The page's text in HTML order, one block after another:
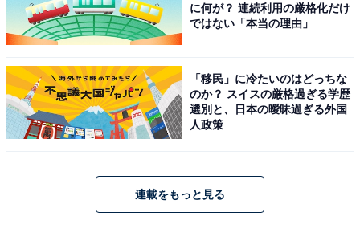
に何が？ 連続利用の厳格化だけ
ではない「本当の理由」
「移民」に冷たいのはどっちな
のか？ スイスの厳格過ぎる学歴
選別と、日本の曖昧過ぎる外国
人政策
連載をもっと見る